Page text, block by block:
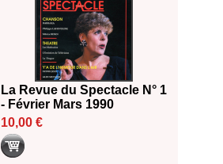
La Revue du Spectacle N° 1
- Février Mars 1990
10,00 €